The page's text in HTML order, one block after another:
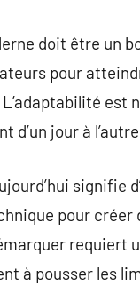
doit être un
pour
est
d’un jour à
signifie
pour créer
requiert
à pousser les